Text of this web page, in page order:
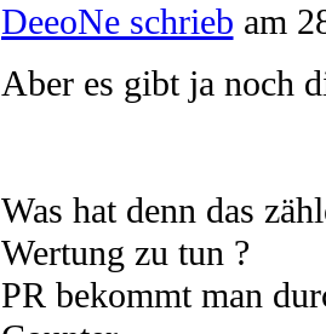
DeeoNe schrieb am
Aber es gibt ja noch
Was hat denn das
Wertung zu tun ?
PR bekommt man